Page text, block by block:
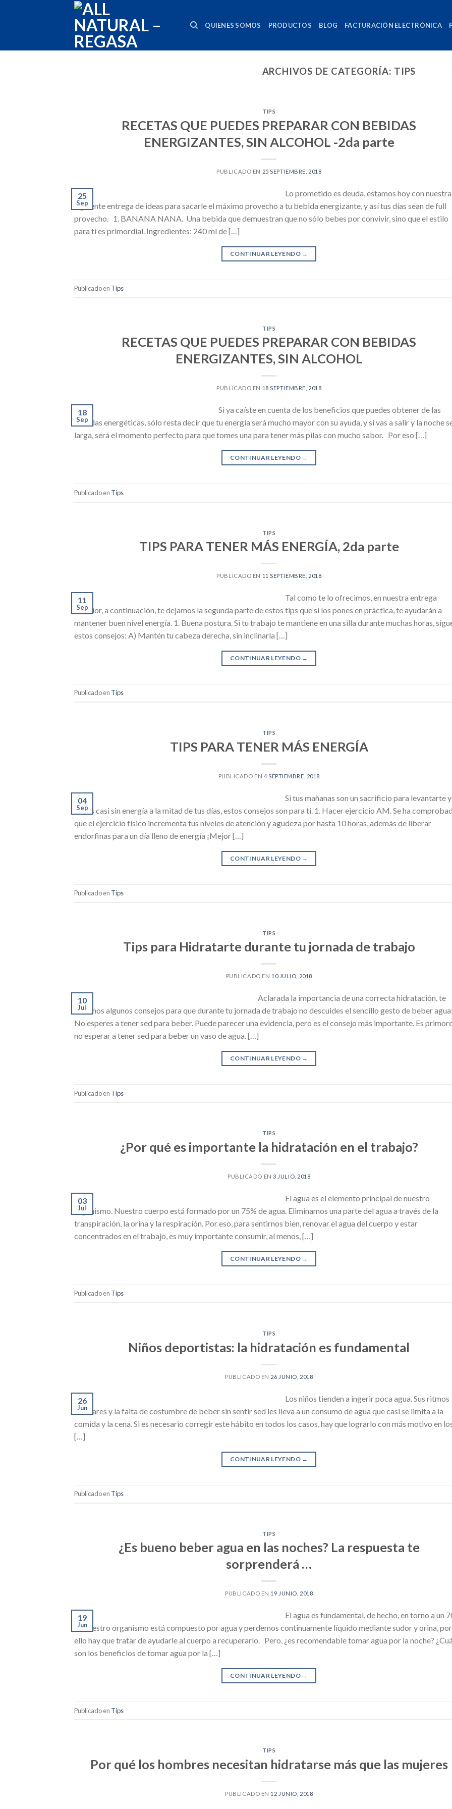
QUIENES SOMOS PRODUCTOS BLOG FACTURACIÓN ELECTRÓNICA
ARCHIVOS DE CATEGORÍA: TIPS
TIPS
RECETAS QUE PUEDES PREPARAR CON BEBIDAS
ENERGIZANTES, SIN ALCOHOL -2da parte
PUBLICADO EN 25 SEPTIEMBRE, 2018
25
Sep
Lo prometido es deuda, estamos hoy con nuestra
siguiente entrega de ideas para sacarle el máximo provecho a tu bebida energizante, y así tus días sean de full
provecho. 1. BANANA NANA. Una bebida que demuestran que no sólo bebes por convivir, sino que el estilo
para ti es primordial. Ingredientes: 240 ml de […]
CONTINUAR LEYENDO →
Publicado en Tips
TIPS
RECETAS QUE PUEDES PREPARAR CON BEBIDAS
ENERGIZANTES, SIN ALCOHOL
PUBLICADO EN 18 SEPTIEMBRE, 2018
18
Sep
Si ya caíste en cuenta de los beneficios que puedes obtener de las
bebidas energéticas, sólo resta decir que tu energía será mucho mayor con su ayuda, y si vas a salir y la noche
larga, será el momento perfecto para que tomes una para tener más pilas con mucho sabor. Por eso […]
CONTINUAR LEYENDO →
Publicado en Tips
TIPS
TIPS PARA TENER MÁS ENERGÍA, 2da parte
PUBLICADO EN 11 SEPTIEMBRE, 2018
11
Sep
Tal como te lo ofrecimos, en nuestra entrega
anterior, a continuación, te dejamos la segunda parte de estos tips que si los pones en práctica, te ayudarán a
mantener buen nivel energía. 1. Buena postura. Si tu trabajo te mantiene en una silla durante muchas horas,
estos consejos: A) Mantén tu cabeza derecha, sin inclinarla […]
CONTINUAR LEYENDO →
Publicado en Tips
TIPS
TIPS PARA TENER MÁS ENERGÍA
PUBLICADO EN 4 SEPTIEMBRE, 2018
04
Sep
Si tus mañanas son un sacrificio para levantarte y
llegas casi sin energía a la mitad de tus días, estos consejos son para ti. 1. Hacer ejercicio AM. Se ha
que el ejercicio físico incrementa tus niveles de atención y agudeza por hasta 10 horas, además de liberar
endorfinas para un día lleno de energía ¡Mejor […]
CONTINUAR LEYENDO →
Publicado en Tips
TIPS
Tips para Hidratarte durante tu jornada de trabajo
PUBLICADO EN 10 JULIO, 2018
10
Jul
Aclarada la importancia de una correcta hidratación, te
daremos algunos consejos para que durante tu jornada de trabajo no descuides el sencillo gesto de beber
No esperes a tener sed para beber. Puede parecer una evidencia, pero es el consejo más importante. Es
no esperar a tener sed para beber un vaso de agua. […]
CONTINUAR LEYENDO →
Publicado en Tips
TIPS
¿Por qué es importante la hidratación en el trabajo?
PUBLICADO EN3 JULIO, 2018
03
Jul
El agua es el elemento principal de nuestro
organismo. Nuestro cuerpo está formado por un 75% de agua. Eliminamos una parte del agua a través de la
transpiración, la orina y la respiración. Por eso, para sentirnos bien, renovar el agua del cuerpo y estar
concentrados en el trabajo, es muy importante consumir, al menos, […]
CONTINUAR LEYENDO →
Publicado en Tips
TIPS
Niños deportistas: la hidratación es fundamental
PUBLICADO EN 26 JUNIO, 2018
26
Jun
Los niños tienden a ingerir poca agua. Sus ritmos
escolares y la falta de costumbre de beber sin sentir sed les lleva a un consumo de agua que casi se limita a la
comida y la cena. Si es necesario corregir este hábito en todos los casos, hay que lograrlo con más motivo en
[…]
CONTINUAR LEYENDO →
Publicado en Tips
TIPS
¿Es bueno beber agua en las noches? La respuesta te
sorprenderá …
PUBLICADO EN 19 JUNIO, 2018
19
Jun
El agua es fundamental, de hecho, en torno a un
de nuestro organismo está compuesto por agua y perdemos continuamente líquido mediante sudor y orina, por
ello hay que tratar de ayudarle al cuerpo a recuperarlo. Pero, ¿es recomendable tomar agua por la noche?
son los beneficios de tomar agua por la […]
CONTINUAR LEYENDO →
Publicado en Tips
TIPS
Por qué los hombres necesitan hidratarse más que las mujeres
PUBLICADO EN 12 JUNIO, 2018